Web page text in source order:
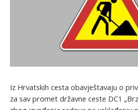
Iz Hrvatskih cesta obavještavaju o
za sav promet državne ceste DC1